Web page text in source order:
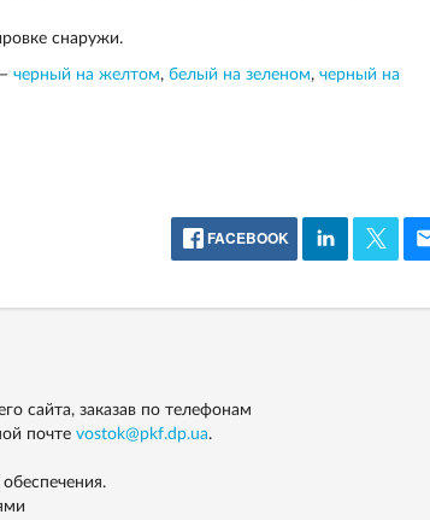
снаружи.
черный на желтом, белый на зеленом, черный на
FACEBOOK
сайта, заказав по телефонам
почте vostok@pkf.dp.ua.